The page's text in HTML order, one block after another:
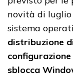
novità di
sistema
distribuzione
sblocca